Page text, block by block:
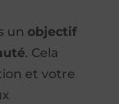
un objectif
. Cela
et votre